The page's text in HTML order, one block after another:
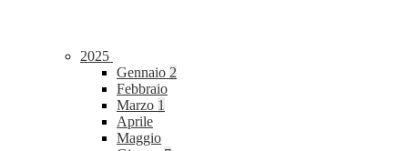
2025
Gennaio 2
Febbraio
Marzo 1
Aprile
Maggio